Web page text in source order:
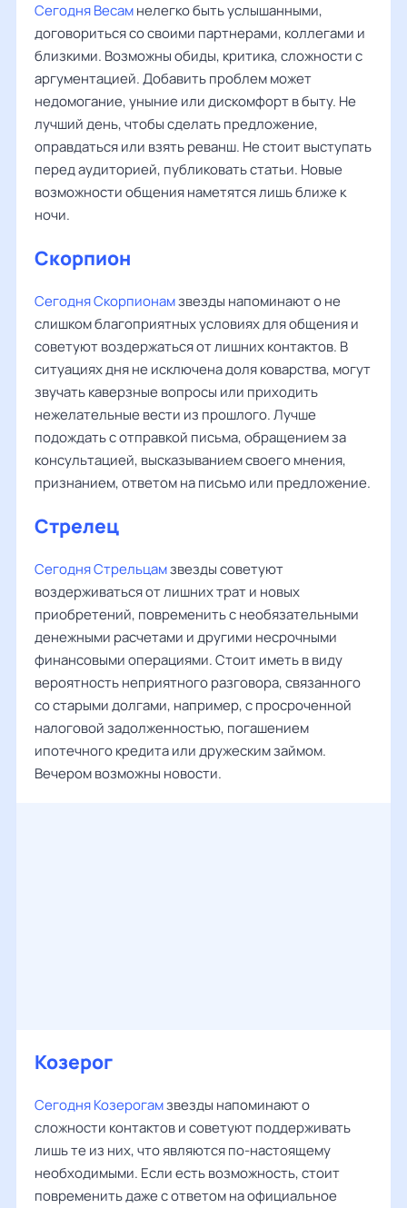
Сегодня Весамнелегко быть услышанными,
договориться со своими партнерами, коллегами и
близкими. Возможны обиды, критика, сложности с
аргументацией. Добавить проблем может
недомогание, уныние или дискомфорт в быту. Не
лучший день, чтобы сделать предложение,
оправдаться или взять реванш. Не стоит выступать
перед аудиторией, публиковать статьи. Новые
возможности общения наметятся лишь ближе к
ночи.
Скорпион
Сегодня Скорпионамзвезды напоминают о не
слишком благоприятных условиях для общения и
советуют воздержаться от лишних контактов. В
ситуациях дня не исключена доля коварства, могут
звучать каверзные вопросы или приходить
нежелательные вести из прошлого. Лучше
подождать с отправкой письма, обращением за
консультацией, высказыванием своего мнения,
признанием, ответом на письмо или предложение.
Стрелец
Сегодня Стрельцамзвезды советуют
воздерживаться от лишних трат и новых
приобретений, повременить с необязательными
денежными расчетами и другими несрочными
финансовыми операциями. Стоит иметь в виду
вероятность неприятного разговора, связанного
со старыми долгами, например, с просроченной
налоговой задолженностью, погашением
ипотечного кредита или дружеским займом.
Вечером возможны новости.
Козерог
Сегодня Козерогамзвезды напоминают о
сложности контактов и советуют поддерживать
лишь те из них, что являются по-настоящему
необходимыми. Если есть возможность, стоит
повременить даже с ответом на официальное